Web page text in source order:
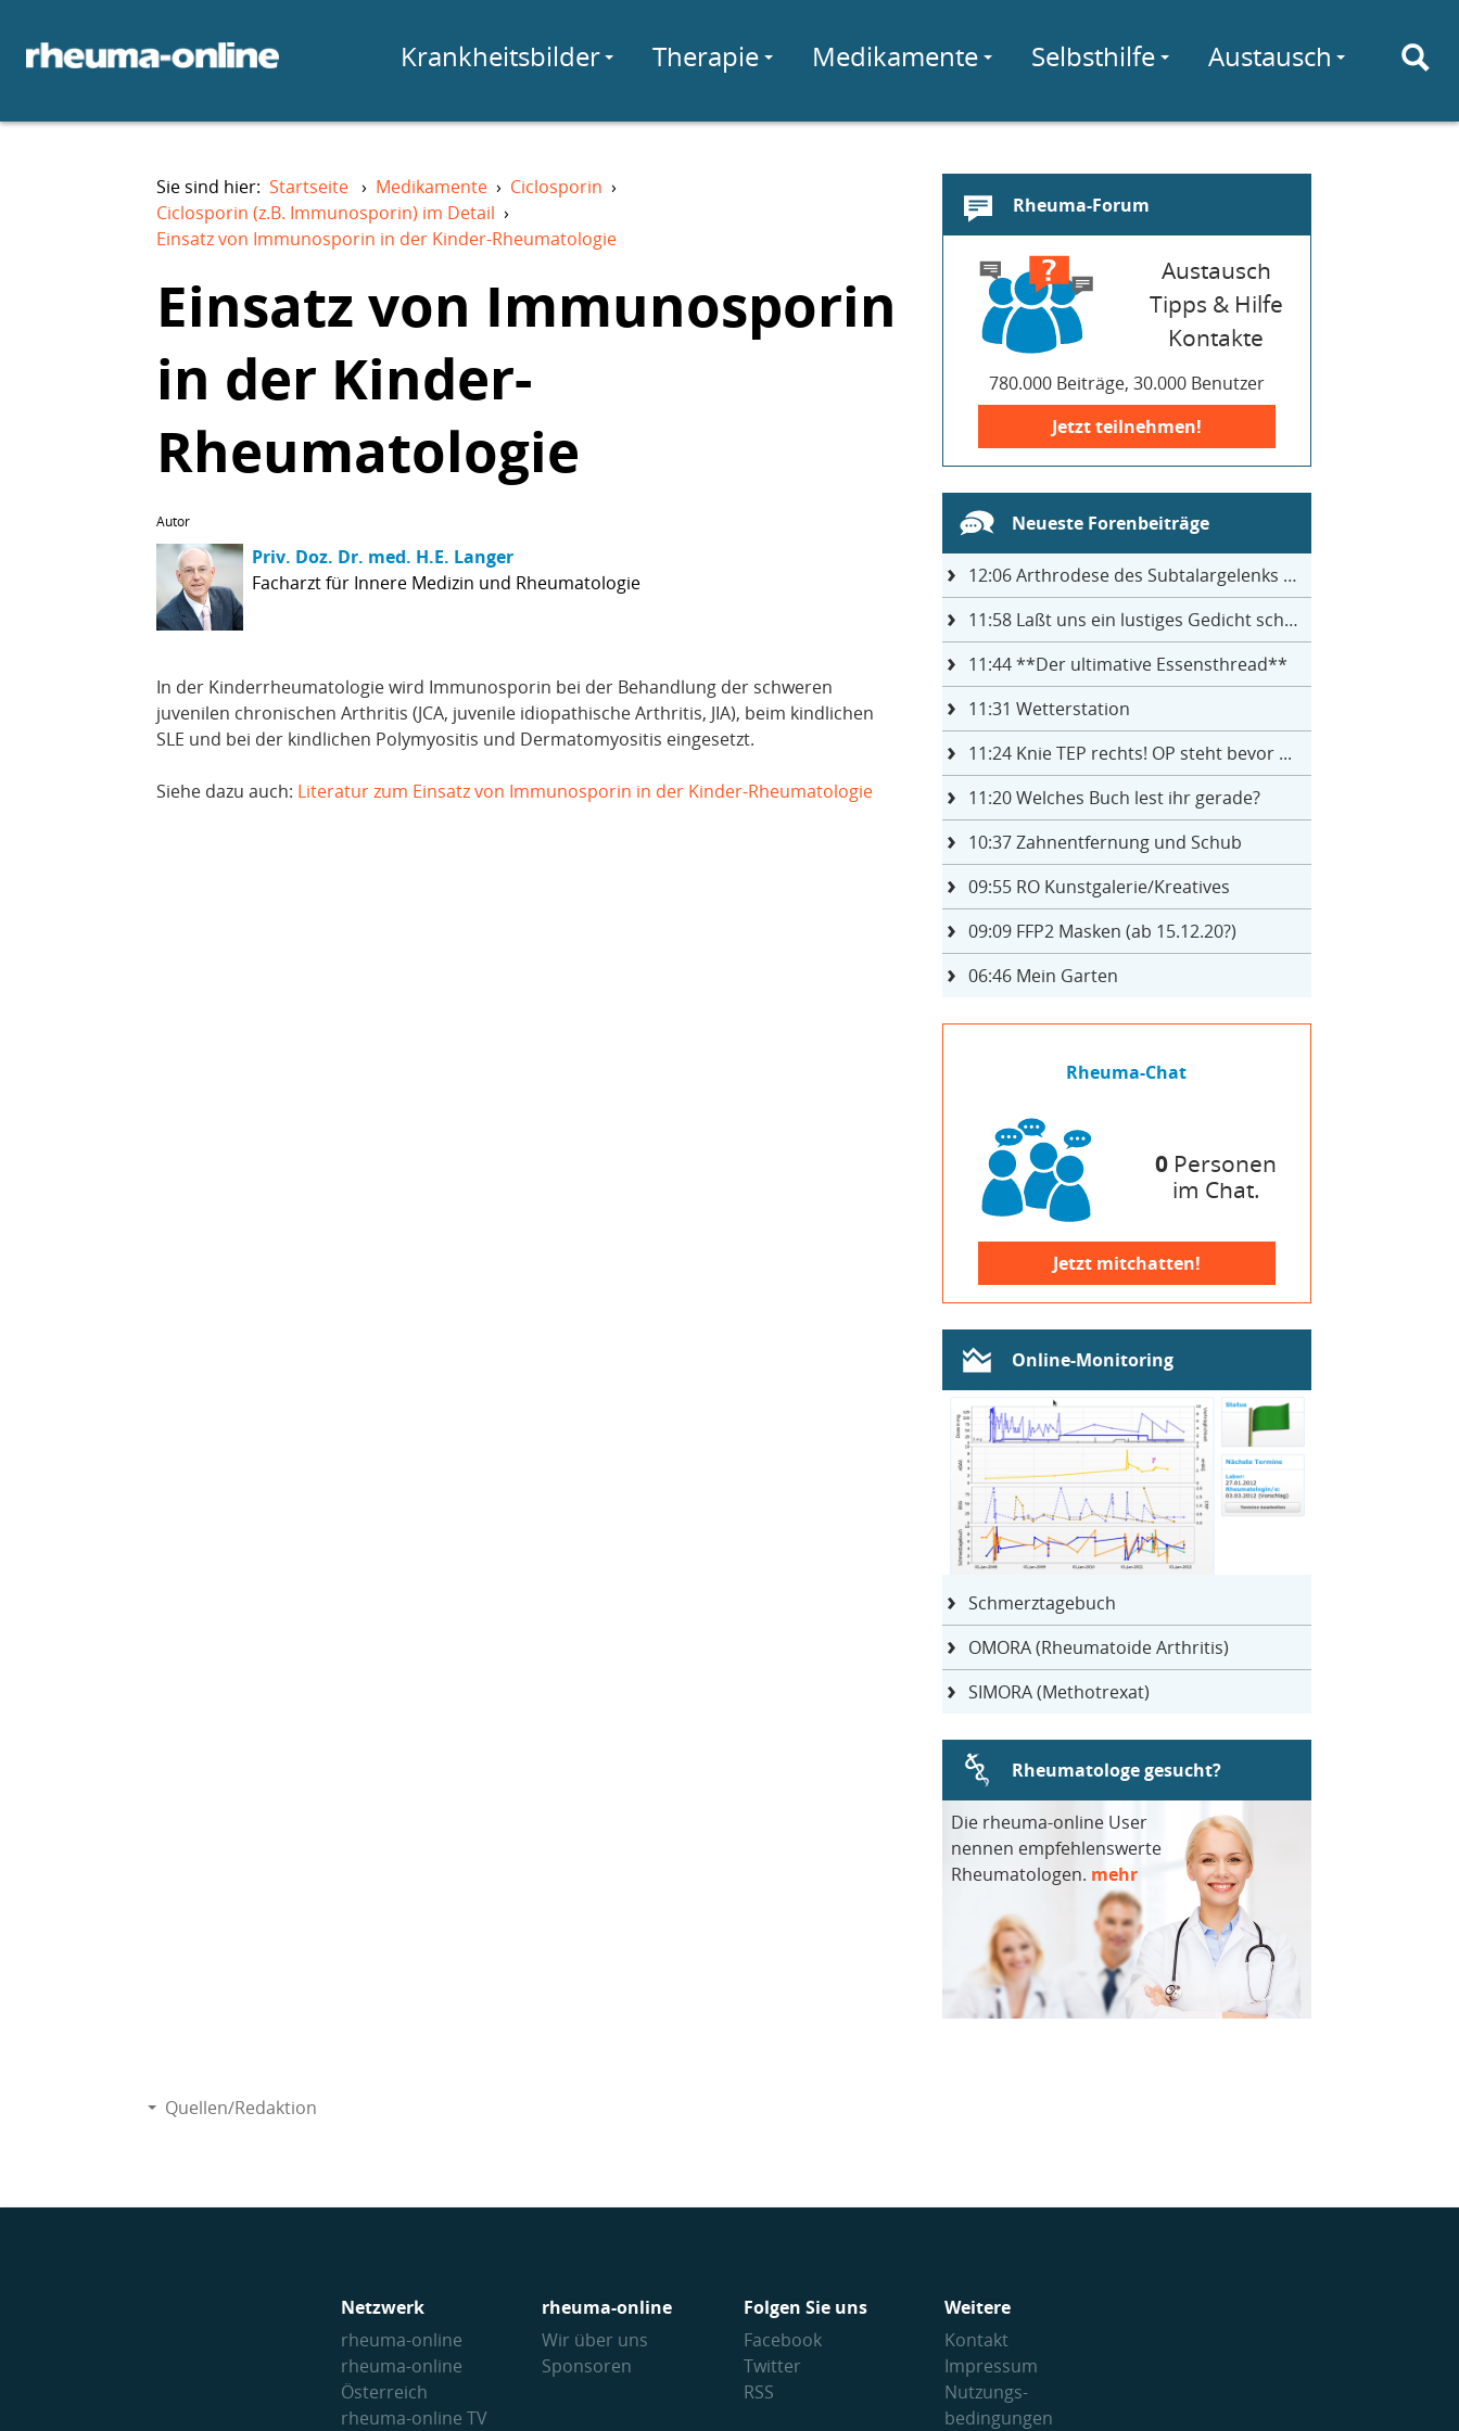
Krankheitsbilder Therapie Medikamente Selbsthilfe Austausch
Sie sind hier: Startseite › Medikamente › Ciclosporin ›
Ciclosporin (z.B. Immunosporin) im Detail ›
Einsatz von Immunosporin in der Kinder-Rheumatologie
Einsatz von Immunosporin
in der Kinder-
Rheumatologie
Autor
Priv. Doz. Dr. med. H.E. Langer
Facharzt für Innere Medizin und Rheumatologie
In der Kinderrheumatologie wird Immunosporin bei der Behandlung der schweren
juvenilen chronischen Arthritis (JCA, juvenile idiopathische Arthritis, JIA), beim kindlichen
SLE und bei der kindlichen Polymyositis und Dermatomyositis eingesetzt.
Siehe dazu auch: Literatur zum Einsatz von Immunosporin in der Kinder-Rheumatologie
Rheuma-Forum
Austausch
Tipps & Hilfe
Kontakte
780.000 Beiträge, 30.000 Benutzer
Jetzt teilnehmen!
Neueste Forenbeiträge
12:06Arthrodese des Subtalargelenks mit 27
11:58Laßt uns ein lustiges Gedicht schreiben- jeder einen Satz
11:44**Der ultimative Essensthread**
11:31 Wetterstation
11:24Knie TEP rechts! OP steht bevor ...
11:20Welches Buch lest ihr gerade?
10:37Zahnentfernung und Schub
09:55RO Kunstgalerie/Kreatives
09:09FFP2 Masken (ab 15.12.20?)
06:46Mein Garten
Rheuma-Chat
0 Personen
im Chat.
Jetzt mitchatten!
Online-Monitoring
Schmerztagebuch
OMORA (Rheumatoide Arthritis)
SIMORA (Methotrexat)
Rheumatologe gesucht?
Die rheuma-online User
nennen empfehlenswerte
Rheumatologen. mehr
Quellen/Redaktion
Netzwerk
rheuma-online
rheuma-online
Österreich
rheuma-online TV
rheuma-online
Wir über uns
Sponsoren
Folgen Sie uns
Facebook
Twitter
RSS
Weitere
Kontakt
Impressum
Nutzungs­
bedingungen